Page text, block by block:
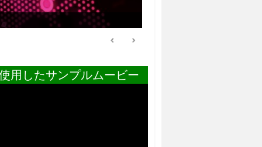
用したサンプルムービー